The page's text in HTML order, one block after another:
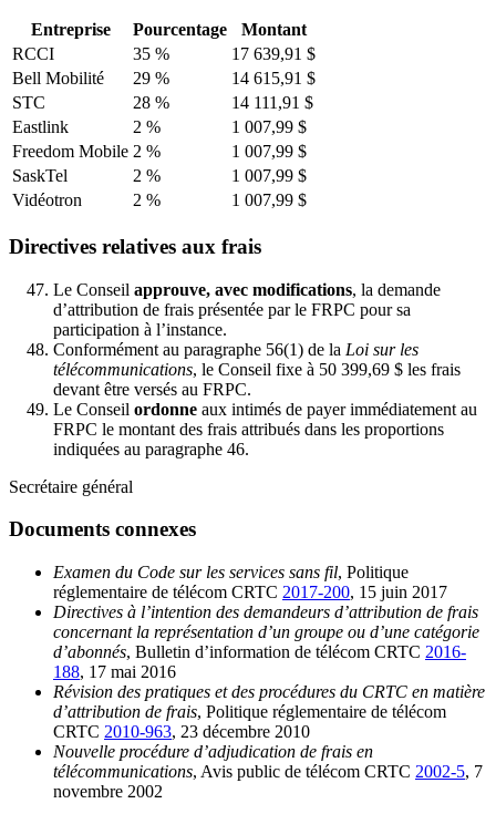
Entreprise Pourcentage
Montant
RCCI
35 %
17 639,91 $
Bell Mobilité
29 %
14 615,91 $
STC
28 %
14 111,91 $
Eastlink
2 %
1 007,99 $
Freedom Mobile 2 %
1 007,99 $
SaskTel
2 %
1 007,99 $
Vidéotron
2 % 1 007,99 $
Directives relatives aux frais
Le Conseil approuve, avec modifications, la demande
d’attribution de frais présentée par le FRPC pour sa
participation à l’instance.
Conformément au paragraphe 56(1) de la Loi sur les
télécommunications, le Conseil fixe à 50 399,69 $ les frais
devant être versés au FRPC.
Le Conseil ordonne aux intimés de payer immédiatement au
FRPC le montant des frais attribués dans les proportions
indiquées au paragraphe 46.
Secrétaire général
Documents connexes
Examen du Code sur les services sans fil, Politique
réglementaire de télécom CRTC 2017-200, 15 juin 2017
Directives à l’intention des demandeurs d’attribution de frais
concernant la représentation d’un groupe ou d’une catégorie
d’abonnés, Bulletin d’information de télécom CRTC 2016-
188, 17 mai 2016
Révision des pratiques et des procédures du CRTC en matière
d’attribution de frais, Politique réglementaire de télécom
CRTC 2010-963, 23 décembre 2010
Nouvelle procédure d’adjudication de frais en
télécommunications, Avis public de télécom CRTC 2002-5, 7
novembre 2002